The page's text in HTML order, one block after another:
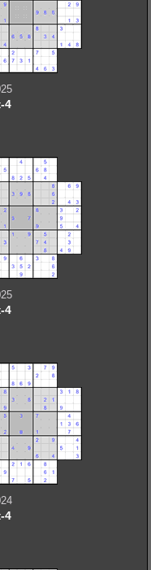
4
4
4